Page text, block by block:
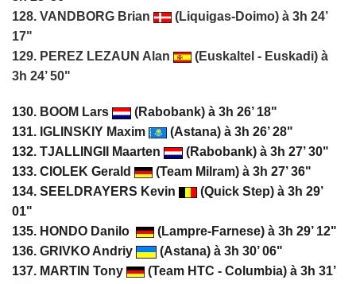
128. VANDBORG Brian
(Liquigas-Doimo) à 3h 24’
17"
129. PEREZ LEZAUN Alan
(Euskaltel - Euskadi) à
3h 24’ 50"
130. BOOM Lars
(Rabobank) à 3h 26’ 18"
131. IGLINSKIY Maxim
(Astana) à 3h 26’ 28"
132. TJALLINGII Maarten
(Rabobank) à 3h 27’ 30"
133. CIOLEK Gerald
(Team Milram) à 3h 27’ 36"
134. SEELDRAYERS Kevin
(Quick Step) à 3h 29’
01"
135. HONDO Danilo
(Lampre-Farnese) à 3h 29’ 12"
136. GRIVKO Andriy
(Astana) à 3h 30’ 06"
137. MARTIN Tony
(Team HTC - Columbia) à 3h 31’